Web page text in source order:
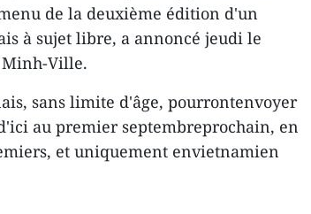
de la deuxième édition d'un
à sujet libre, a annoncé jeudi le
Minh-Ville.
sans limite d'âge, pourrontenvoyer
au premier septembreprochain, en
et uniquement envietnamien